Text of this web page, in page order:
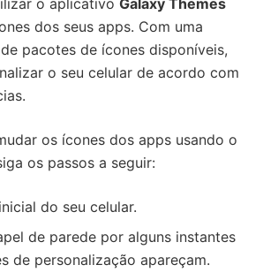
o aplicativo Galaxy Themes
dos seus apps. Com uma
pacotes de ícones disponíveis,
o seu celular de acordo com
os ícones dos apps usando o
os passos a seguir:
do seu celular.
de parede por alguns instantes
de personalização apareçam.